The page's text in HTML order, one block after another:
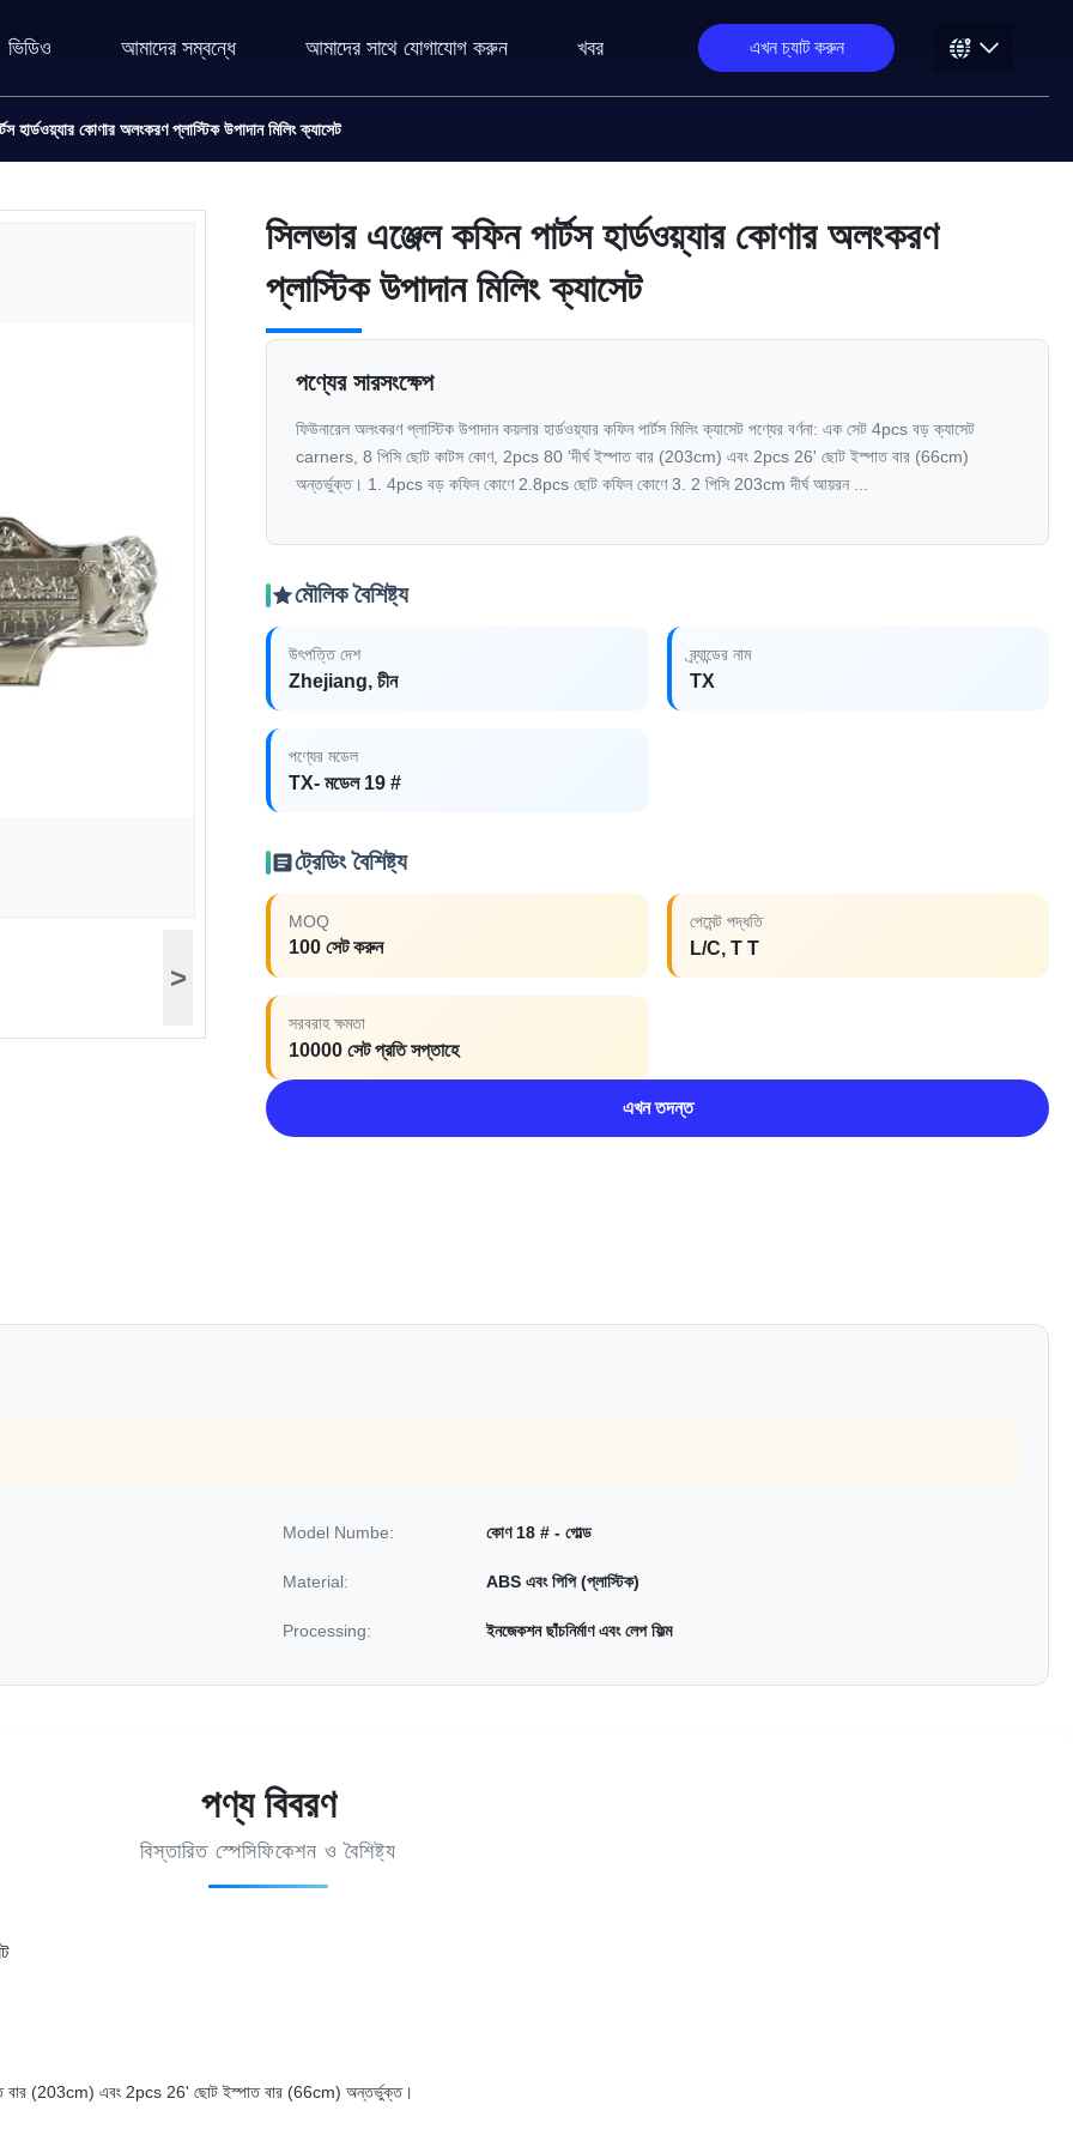
ভিডিও আমাদের সম্বন্ধে আমাদের সাথে যোগাযোগ করুন খবর এখন চ্যাট করুন
হার্ডওয়্যার কোণার অলংকরণ প্লাস্টিক উপাদান মিলিং ক্যাসেট
>
সিলভার এঞ্জেল কফিন পার্টস হার্ডওয়্যার কোণার অলংকরণ
প্লাস্টিক উপাদান মিলিং ক্যাসেট
পণ্যের সারসংক্ষেপ
ফিউনারেল অলংকরণ প্লাস্টিক উপাদান কয়লার হার্ডওয়্যার কফিন পার্টস মিলিং ক্যাসেট পণ্যের বর্ণনা: এক সেট 4pcs বড় ক্যাসেট
carners, 8 পিসি ছোট কাটস কোণ, 2pcs 80 'দীর্ঘ ইস্পাত বার (203cm) এবং 2pcs 26' ছোট ইস্পাত বার (66cm)
অন্তর্ভুক্ত। 1. 4pcs বড় কফিন কোণে 2.8pcs ছোট কফিন কোণে 3. 2 পিসি 203cm দীর্ঘ আয়রন ...
মৌলিক বৈশিষ্ট্য
উৎপত্তি দেশ
Zhejiang, চীন
ব্র্যান্ডের নাম
TX
পণ্যের মডেল
TX- মডেল 19 #
ট্রেডিং বৈশিষ্ট্য
MOQ
100 সেট করুন
পেমেন্ট পদ্ধতি
L/C, T T
সরবরাহ ক্ষমতা
10000 সেট প্রতি সপ্তাহে
এখন তদন্ত
Model Numbe: কোণ 18 # - গোল্ড
Material: ABS এবং পিপি (প্লাস্টিক)
Processing: ইনজেকশন ছাঁচনির্মাণ এবং লেপ ফিল্ম
পণ্য বিবরণ
বিস্তারিত স্পেসিফিকেশন ও বৈশিষ্ট্য
বার (203cm) এবং 2pcs 26' ছোট ইস্পাত বার (66cm) অন্তর্ভুক্ত।